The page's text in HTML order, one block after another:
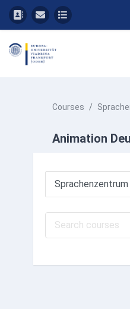
Courses
Animation
Course categories